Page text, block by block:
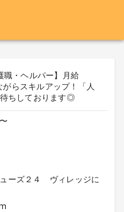
職・ヘルパー】月給
らスキルアップ！「人
ちしております◎
ーズ２４ ヴィレッジに